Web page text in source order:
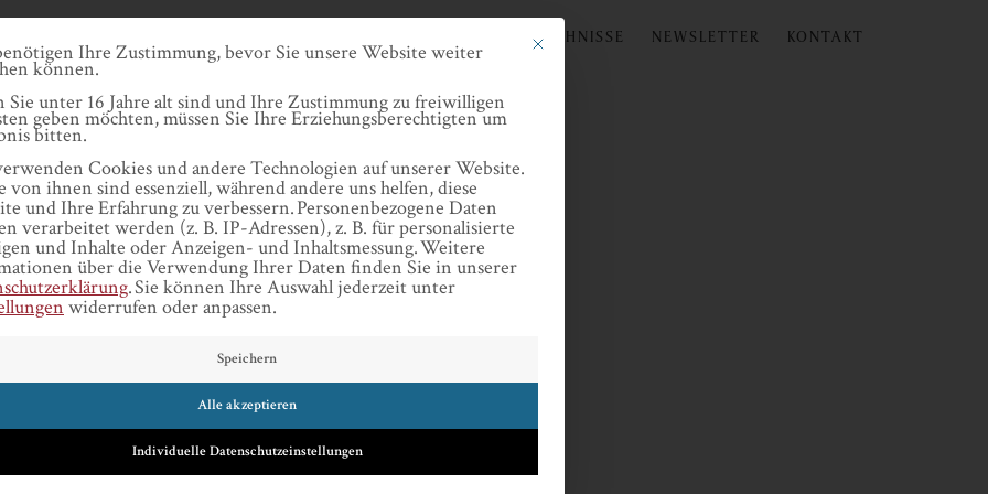
INHALTSVERZEICHNISSE NEWSLETTER KONTAKT
ARTIKEL
NICHTS ERNSTES MEHR IM LEBEN?
Mit diesem Button wird der Dialog geschlossen. Seine Funktionalität ist
Datenschutzeinstellungen
Ihre Zustimmung, bevor Sie unsere Website weiter
können.
Sie unter 16 Jahre alt sind und Ihre Zustimmung zu freiwilligen
geben möchten, müssen Sie Ihre Erziehungsberechtigten um
bitten.
Cookies und andere Technologien auf unserer Website.
von ihnen sind essenziell, während andere uns helfen, diese
und Ihre Erfahrung zu verbessern.Personenbezogene Daten
verarbeitet werden (z. B. IP-Adressen), z. B. für personalisierte
und Inhalte oder Anzeigen- und Inhaltsmessung.Weitere
über die Verwendung Ihrer Daten finden Sie in unserer
.Sie können Ihre Auswahl jederzeit unter
widerrufen oder anpassen.
Speichern
Alle akzeptieren
Individuelle Datenschutzeinstellungen